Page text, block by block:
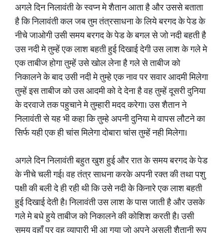
अगले दिन निलावंती के स्वप्न मे शैतान आता है और उससे बताता
है कि निलावंती कल जब तुम तंत्रसाधना के लिये बरगद के पेड के
नीचे जाओगी उसी समय बरगद के पेड के बगल से जो नदी बहती है
उस नदी मे तुम्हें एक लाश बहती हुई दिखाई देगी उस लाश के गले मे
एक ताबीज होगा तुम्हें उसे खोल लेना है गले से ताबीज को
निकालने के बाद उसी नदी मे तुम्हे एक नाव पर सवार आदमी मिलेगा
तुम्हें इस ताबीज को उस आदमी को दे देना है वह तुम्हें दूसरी दुनिया
के दरवाजे तक पहुचाने मे तुम्हारी मदद करेगा। उस शैतान ने
निलावंती से यह भी कहा कि तुम्हे अपनी दुनिया मे वापस लौटने का
सिर्फ यही एक ही चांस मिलेगा दोबारा चांस तुम्हें नही मिलेगा।
अगले दिन निलावंती बहुत खुश हुई और रात के समय बरगद के पेड
के नीचे चली गई। वह तंत्र साधना करके अपनी रक्त की तथा पशु
पक्षी की बली दे ही रही थी कि उसे नदी के किनारे एक लाश बहती
हुई दिखाई देती है। निलावंती उस लाश के पास जाती है और उसके
गले मे बधे हुये ताबीज को निकालने की कोशिश करती है। उसी